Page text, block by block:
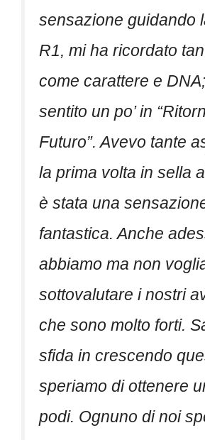
sensazione guidando
R1, mi ha ricordato
come carattere e
sentito un po’ in
Futuro”. Avevo tante
la prima volta in sella
è stata una
fantastica. Anche
abbiamo ma non
sottovalutare i nostri
che sono molto forti.
sfida in crescendo
speriamo di ottenere
podi. Ognuno di noi